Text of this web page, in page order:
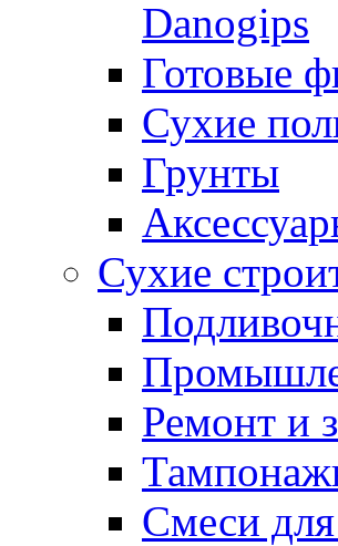
Danogips
Готовые
Сухие
Грунты
Сухие
Ремонт и
Смеси